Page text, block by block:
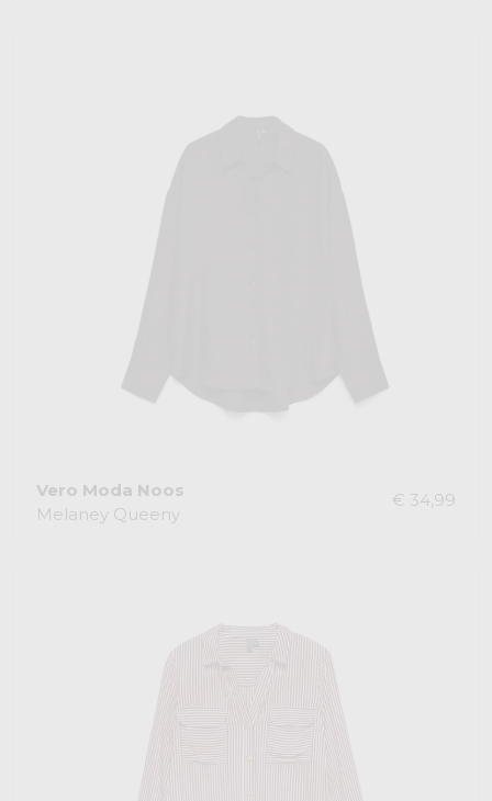
Vero Moda Noos
Melaney Queeny
€ 34,99